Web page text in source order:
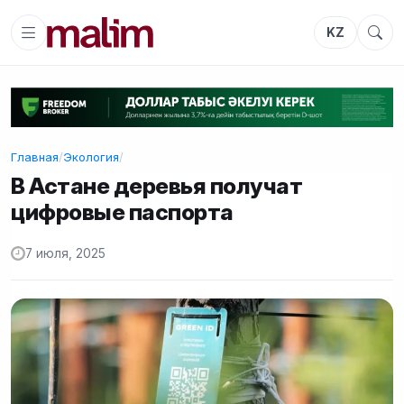
KZ
Главная/Экология/
В Астане деревья получат
цифровые паспорта
7 июля, 2025